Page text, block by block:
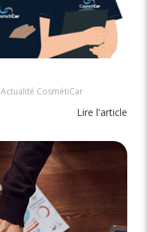
Actualité CosmétiCar
Lire l'article